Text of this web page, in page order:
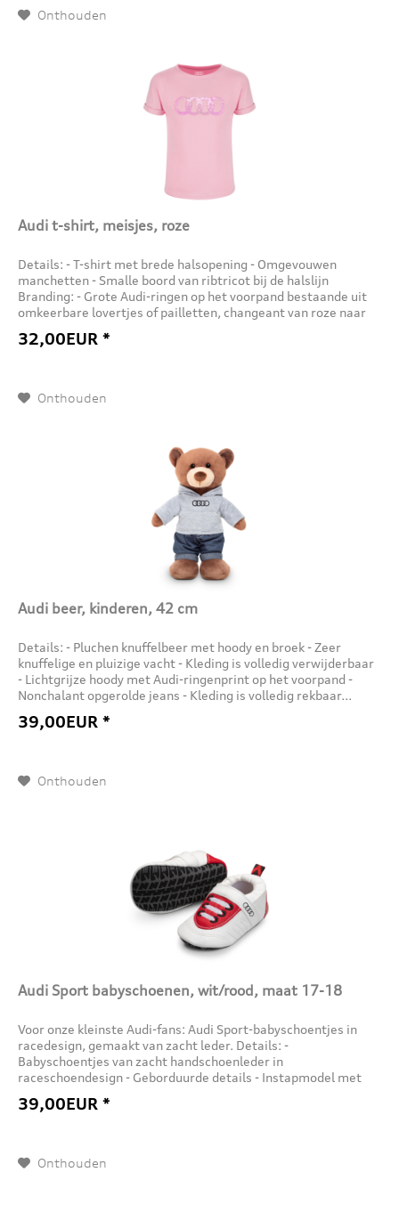
Onthouden
Audi t-shirt, meisjes, roze
Details: - T-shirt met brede halsopening - Omgevouwen
manchetten - Smalle boord van ribtricot bij de halslijn
Branding: - Grote Audi-ringen op het voorpand bestaande uit
omkeerbare lovertjes of pailletten, changeant van roze naar
32,00EUR *
Onthouden
Audi beer, kinderen, 42 cm
Details: - Pluchen knuffelbeer met hoody en broek - Zeer
knuffelige en pluizige vacht - Kleding is volledig verwijderbaar
- Lichtgrijze hoody met Audi-ringenprint op het voorpand -
Nonchalant opgerolde jeans - Kleding is volledig rekbaar...
39,00EUR *
Onthouden
Audi Sport babyschoenen, wit/rood, maat 17-18
Voor onze kleinste Audi-fans: Audi Sport-babyschoentjes in
racedesign, gemaakt van zacht leder. Details: -
Babyschoentjes van zacht handschoenleder in
raceschoendesign - Geborduurde details - Instapmodel met
39,00EUR *
Onthouden